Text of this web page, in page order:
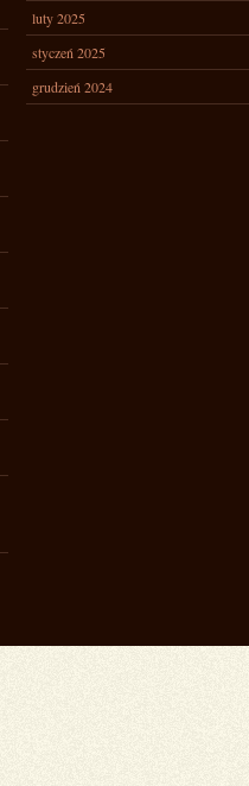
luty 2025
styczeń 2025
grudzień 2024